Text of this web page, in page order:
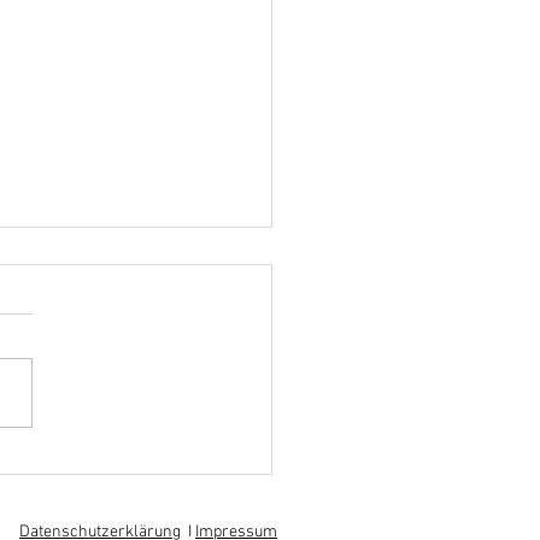
Datenschutzerklärung IImpressum